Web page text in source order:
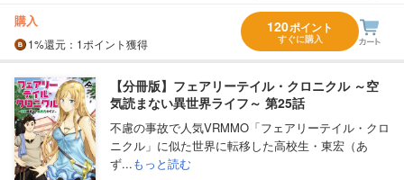
購入
1%還元 ：1ポイント獲得
120ポイント
すぐに購入
【分冊版】フェアリーテイル・クロニクル ～空
気読まない異世界ライフ～ 第25話
不慮の事故で人気VRMMO「フェアリーテイル・クロ
ニクル」に似た世界に転移した高校生・東宏（あ
ず...もっと読む